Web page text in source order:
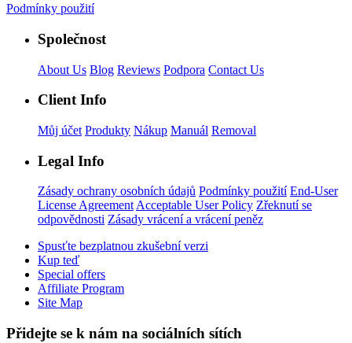
Podmínky použití
Společnost
About Us Blog Reviews Podpora Contact Us
Client Info
Můj účet Produkty Nákup Manuál Removal
Legal Info
Zásady ochrany osobních údajů Podmínky použití End-User
License AgreementAcceptable User Policy Zřeknutí se
odpovědnosti Zásady vrácení a vrácení peněz
Spusťte bezplatnou zkušební verzi
Kup teď
Special offers
Affiliate Program
Site Map
Přidejte se k nám na sociálních sítích